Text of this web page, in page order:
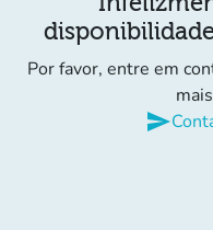
Por favor, entre em
send